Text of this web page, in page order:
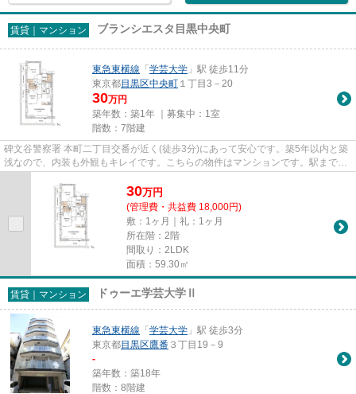
賃貸｜マンション ブランシエスタ目黒中央町
東急東横線 「 学芸大学 」駅 徒歩11分
東京都目黒区中央町 １丁目3－20
30万円
築年数：築1年 ｜募集中： 1室
階数：7階建
碑文谷警察署 本町二丁目交番が近く(徒歩3分)にあって安心です。築5年以内と築
浅なので、内装も外観もキレイです。こちらの物件はマンションです。駅まで徒
30万円
(管理費・共益費 18,000円)
敷：1ヶ月｜礼：1ヶ月
所在階：2階
間取り：2LDK
面積：59.30㎡
賃貸｜マンション ドゥーエ学芸大学Ⅱ
東急東横線 「 学芸大学 」駅 徒歩3分
東京都目黒区鷹番 ３丁目19－9
-
築年数：築18年
階数：8階建